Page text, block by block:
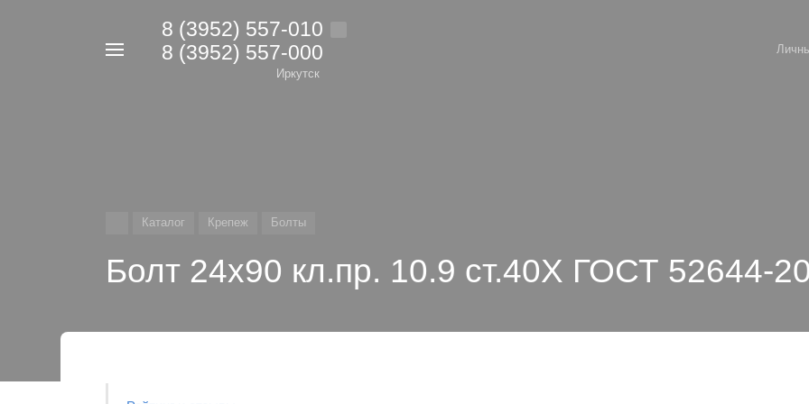
8 (3952) 557-010
8 (3952) 557-000
Иркутск
Каталог Крепеж Болты
Болт 24х90 кл.пр. 10.9 ст.40Х ГОСТ 52644-